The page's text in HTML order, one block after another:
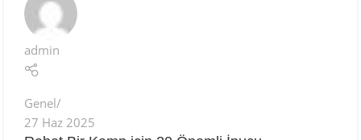
admin
Genel
27 Haz 2025